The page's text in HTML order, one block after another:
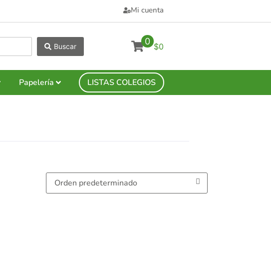
Mi cuenta
Buscar 0 $0
Papelería LISTAS COLEGIOS